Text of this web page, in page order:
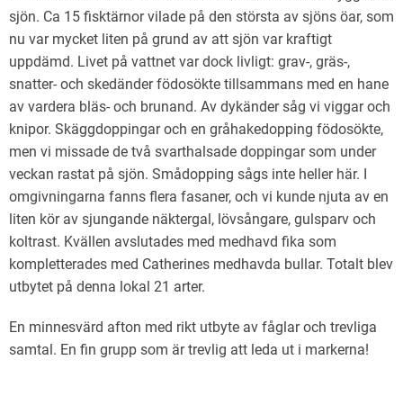
sjön. Ca 15 fisktärnor vilade på den största av sjöns öar, som
nu var mycket liten på grund av att sjön var kraftigt
uppdämd. Livet på vattnet var dock livligt: grav-, gräs-,
snatter- och skedänder födosökte tillsammans med en hane
av vardera bläs- och brunand. Av dykänder såg vi viggar och
knipor. Skäggdoppingar och en gråhakedopping födosökte,
men vi missade de två svarthalsade doppingar som under
veckan rastat på sjön. Smådopping sågs inte heller här. I
omgivningarna fanns flera fasaner, och vi kunde njuta av en
liten kör av sjungande näktergal, lövsångare, gulsparv och
koltrast. Kvällen avslutades med medhavd fika som
kompletterades med Catherines medhavda bullar. Totalt blev
utbytet på denna lokal 21 arter.
En minnesvärd afton med rikt utbyte av fåglar och trevliga
samtal. En fin grupp som är trevlig att leda ut i markerna!